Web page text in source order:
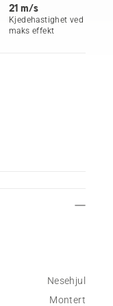
21 m/s
Kjedehastighet ved
maks effekt
Nesehjul
Montert